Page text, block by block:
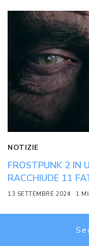
NOTIZIE
FROSTPUNK 2 IN
RACCHIUDE 11
13 SETTEMBRE 2024 1